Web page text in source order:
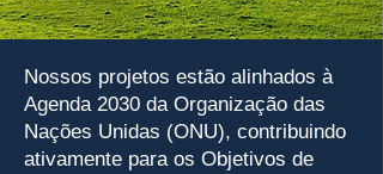
Nossos projetos estão alinhados à
Agenda 2030 da Organização das
Nações Unidas (ONU), contribuindo
ativamente para os Objetivos de